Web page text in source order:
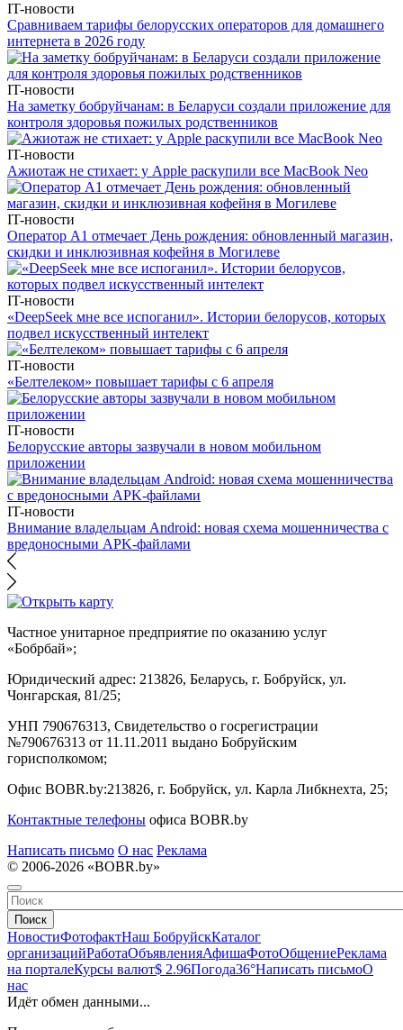
IT-новости
Сравниваем тарифы белорусских операторов для домашнего
интернета в 2026 году
IT-новости
На заметку бобруйчанам: в Беларуси создали приложение для
контроля здоровья пожилых родственников
IT-новости
Ажиотаж не стихает: у Apple раскупили все MacBook Neo
IT-новости
Оператор А1 отмечает День рождения: обновленный магазин,
скидки и инклюзивная кофейня в Могилеве
IT-новости
«DeepSeek мне все испоганил». Истории белорусов, которых
подвел искусственный интелект
IT-новости
«Белтелеком» повышает тарифы с 6 апреля
IT-новости
Белорусские авторы зазвучали в новом мобильном
приложении
IT-новости
Внимание владельцам Android: новая схема мошенничества с
вредоносными APK-файлами
Частное унитарное предприятие по оказанию услуг
«Бобрбай»;
Юридический адрес: 213826, Беларусь, г. Бобруйск, ул.
Чонгарская, 81/25;
УНП 790676313, Свидетельство о госрегистрации
№790676313 от 11.11.2011 выдано Бобруйским
горисполкомом;
Офис BOBR.by:213826, г. Бобруйск, ул. Карла Либкнехта, 25;
Контактные телефоны офиса BOBR.by
Написать письмо О нас Реклама
© 2006-2026 «BOBR.by»
Поиск
НовостиФотофактНаш БобруйскКаталог
организацийРаботаОбъявленияАфишаФотоОбщениеРеклама
на порталеКурсы валют$ 2.96Погода36°Написать письмоО
нас
Идёт обмен данными...